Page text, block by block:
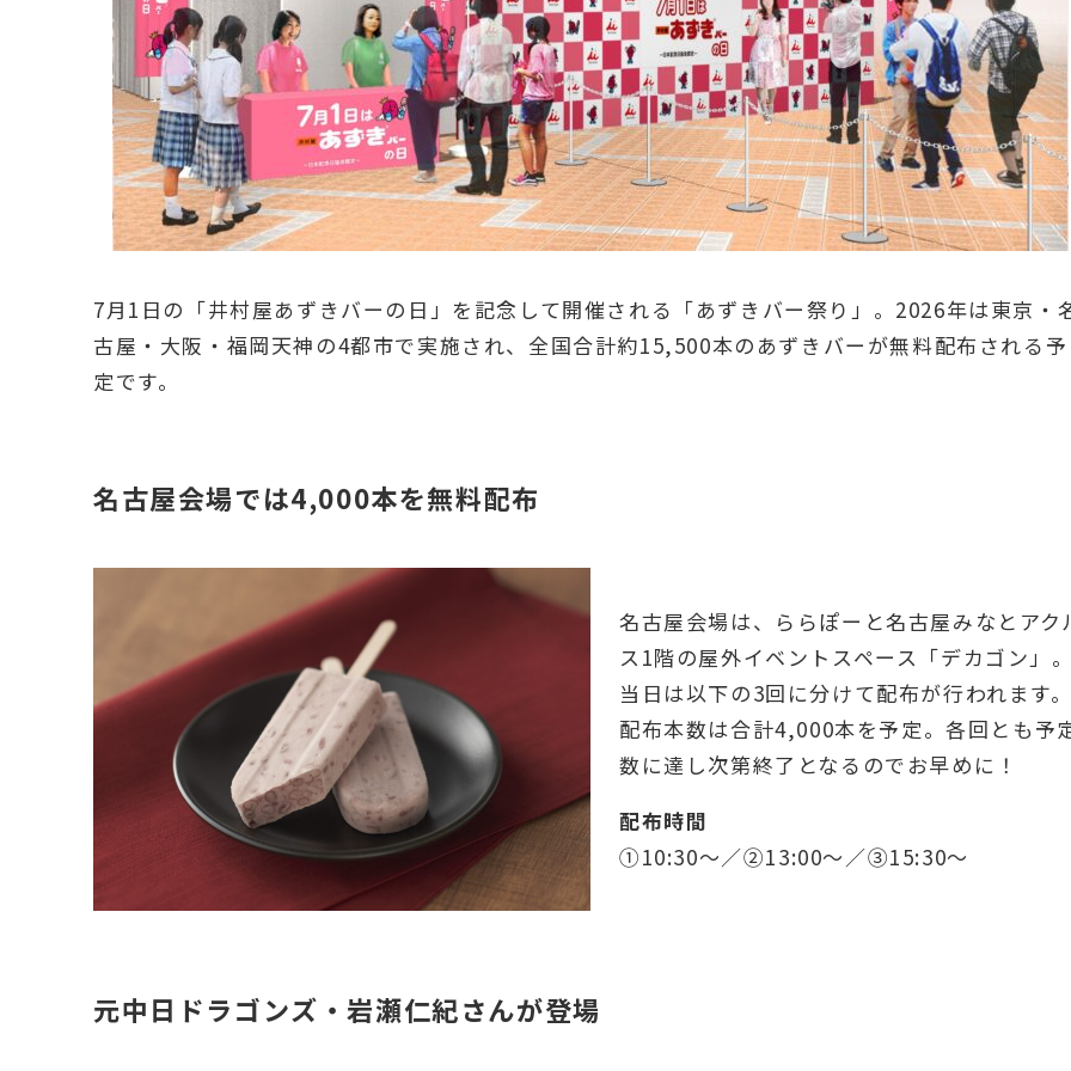
7月1日の「井村屋あずきバーの日」を記念して開催される「あずきバー祭り」。2026年は東京・
古屋・大阪・福岡天神の4都市で実施され、全国合計約15,500本のあずきバーが無料配布される予
定です。
名古屋会場では4,000本を無料配布
名古屋会場は、ららぽーと名古屋みなとアク
ス1階の屋外イベントスペース「デカゴン」。
当日は以下の3回に分けて配布が行われます。
配布本数は合計4,000本を予定。各回とも予
数に達し次第終了となるのでお早めに！
配布時間
①10:30～／②13:00～／③15:30～
元中日ドラゴンズ・岩瀬仁紀さんが登場